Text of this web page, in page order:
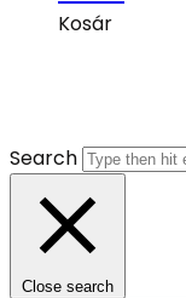
Kosár
Search
Close search